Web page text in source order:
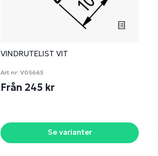
VINDRUTELIST VIT
Art nr: V05665
Från 245 kr
Se varianter